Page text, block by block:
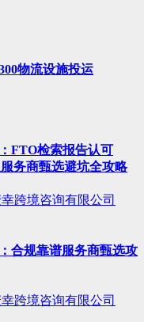
物流设施投运
FTO检索报告认可
务商甄选避坑全攻略
跨境咨询有限公司
合规靠谱服务商甄选攻
跨境咨询有限公司